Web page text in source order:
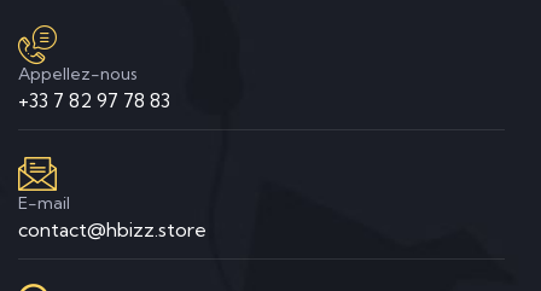
Appellez-nous
+33 7 82 97 78 83
E-mail
contact@hbizz.store